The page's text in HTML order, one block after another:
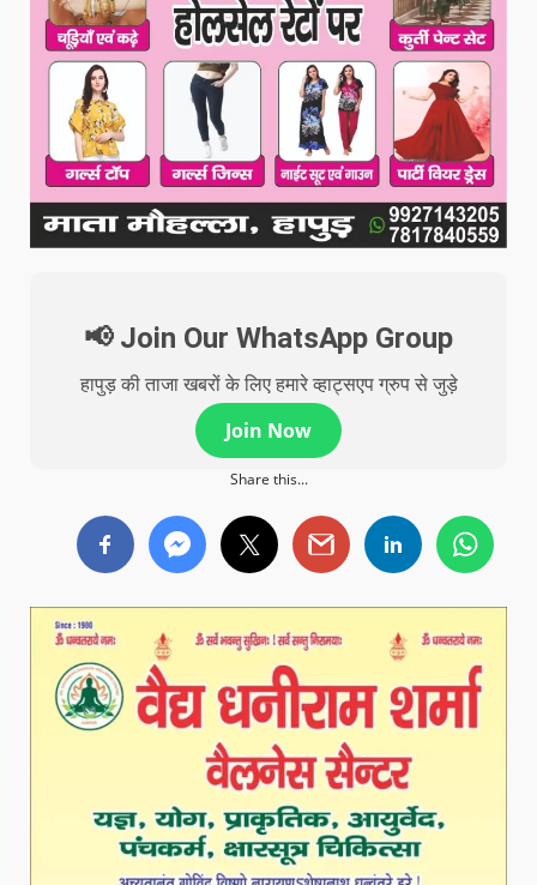
📢 Join Our WhatsApp Group
हापुड़ की ताजा खबरों के लिए हमारे व्हाट्सएप ग्रुप से जुड़े
Join Now
Share this...